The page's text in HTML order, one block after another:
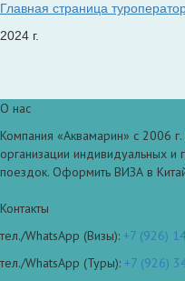
Главная страница
2024 г.
О нас
Компания «Аквамарин» с 2006
организации индивидуальных и
поездок. Оформить ВИЗА в
Контакты
тел./WhatsApp (Визы): +7 (926)
тел./WhatsApp (Туры): +7 (926)